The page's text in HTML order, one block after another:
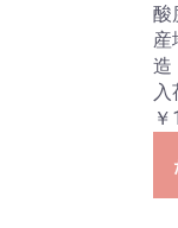
造